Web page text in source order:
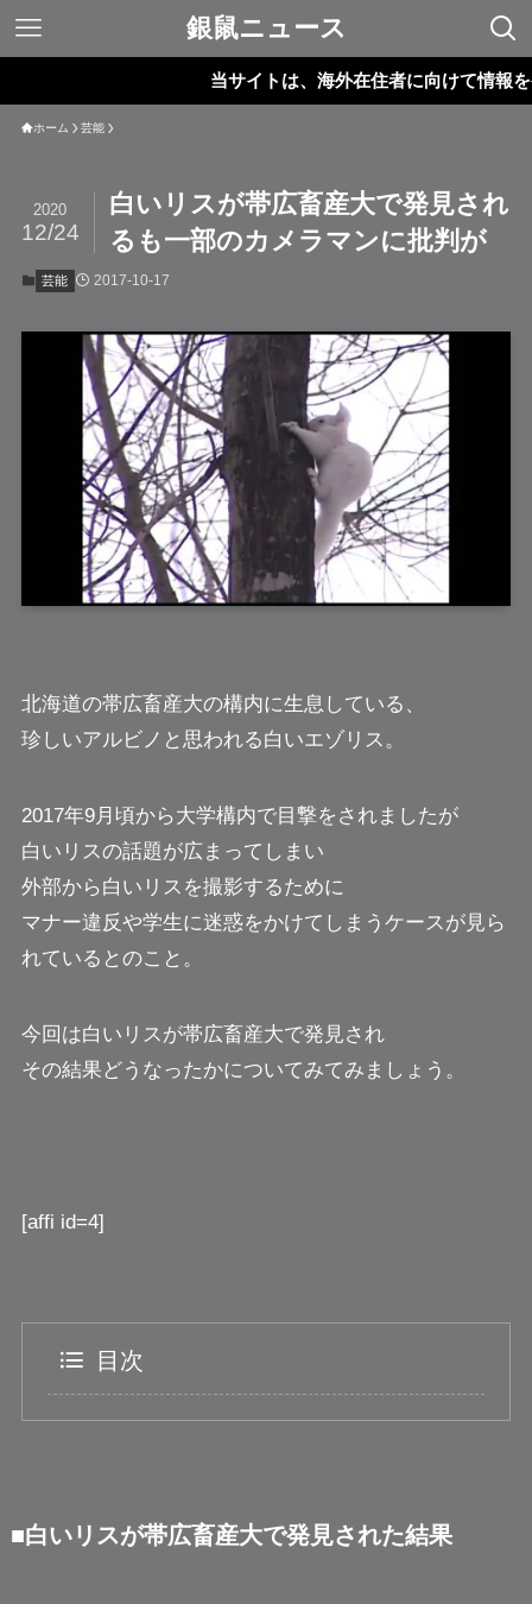
銀鼠ニュース
当サイトは、海外在住者に向けて情報を発信
ホーム 芸能
白いリスが帯広畜産大で発見され
るも一部のカメラマンに批判が
2020
12/24
芸能 2017-10-17
北海道の帯広畜産大の構内に生息している、
珍しいアルビノと思われる白いエゾリス。
2017年9月頃から大学構内で目撃をされましたが
白いリスの話題が広まってしまい
外部から白いリスを撮影するために
マナー違反や学生に迷惑をかけてしまうケースが見ら
れているとのこと。
今回は白いリスが帯広畜産大で発見され
その結果どうなったかについてみてみましょう。
[affi id=4]
目次
■白いリスが帯広畜産大で発見された結果